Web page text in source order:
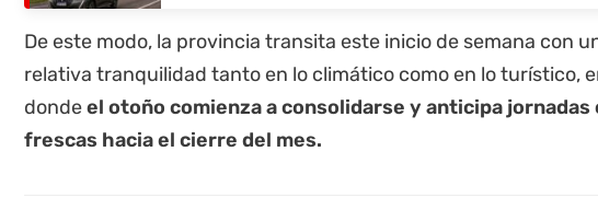
De este modo, la provincia transita este inicio de semana con
relativa tranquilidad tanto en lo climático como en lo turístico,
dondeel otoño comienza a consolidarse y anticipa jornadas
frescas hacia el cierre del mes.